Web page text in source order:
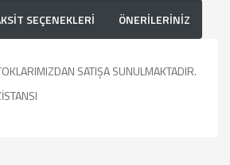
SEÇENEKLERİ ÖNERİLERİNİZ
SATIŞA SUNULMAKTADIR.